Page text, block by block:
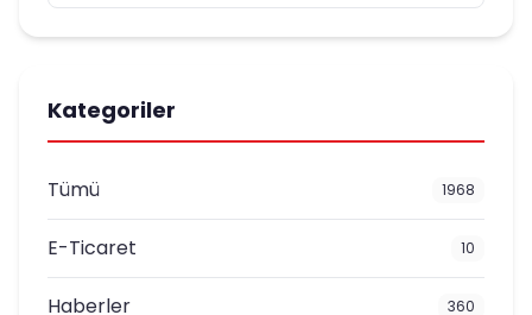
Kategoriler
Tümü 1968
E-Ticaret 10
Haberler 360